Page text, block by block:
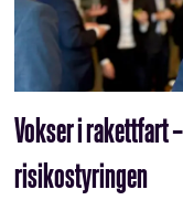
Vokser i rakettfart
risikostyringen